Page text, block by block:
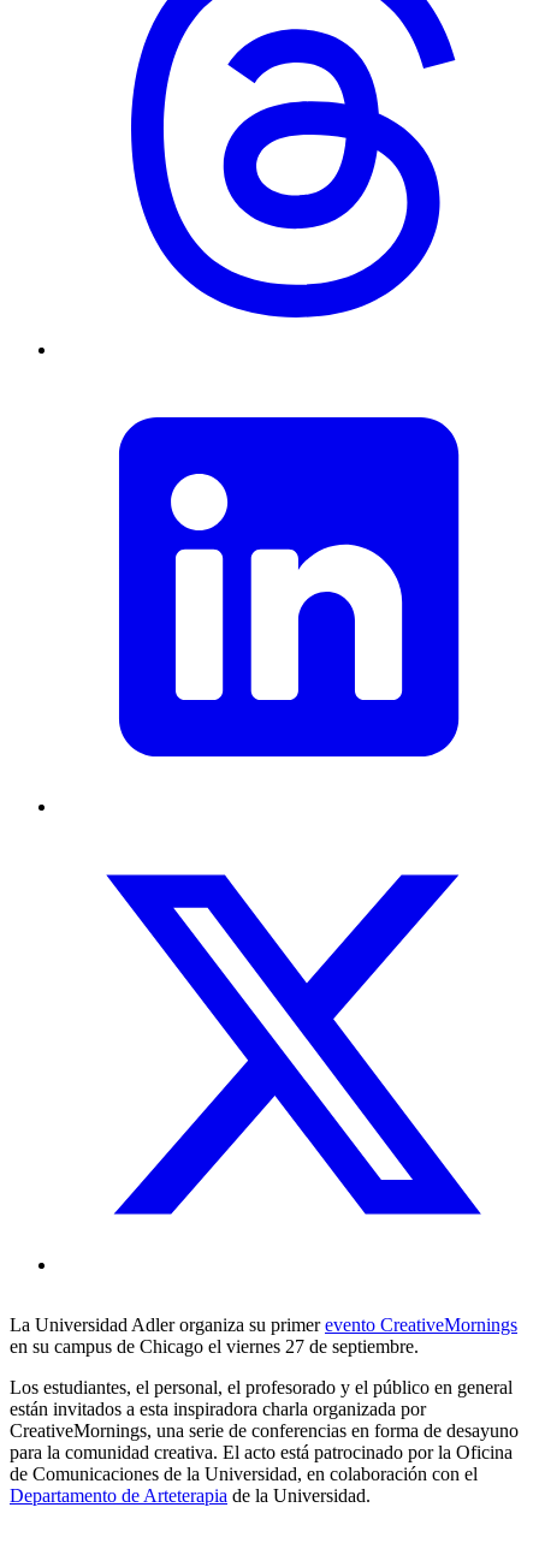
La Universidad Adler organiza su primerevento CreativeMornings
en su campus de Chicago el viernes 27 de septiembre.
Los estudiantes, el personal, el profesorado y el público en general
están invitados a esta inspiradora charla organizada por
CreativeMornings, una serie de conferencias en forma de desayuno
para la comunidad creativa. El acto está patrocinado por la Oficina
de Comunicaciones de la Universidad, en colaboración con el
Departamento de Arteterapia de la Universidad.